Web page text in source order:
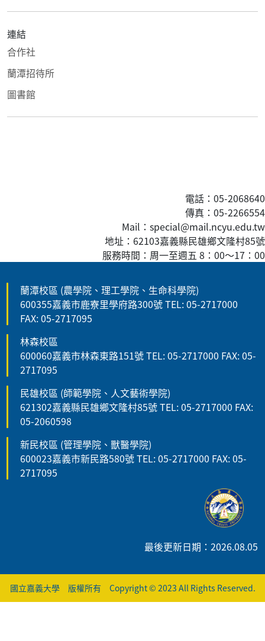
連結
合作社
蘭潭招待所
圖書館
電話：05-2068640
傳真 ：05-2266554
Mail：special@mail.ncyu.edu.tw
地址：62103嘉義縣民雄鄉文隆村85號
服務時間：周一至週五 8：00～17：00
蘭潭校區 (農學院、理工學院、生命科學院)
600355嘉義市鹿寮里學府路300號 TEL: 05-2717000
FAX: 05-2717095
林森校區
600060嘉義市林森東路151號 TEL: 05-2717000 FAX: 05-
2717095
民雄校區 (師範學院、人文藝術學院)
621302嘉義縣民雄鄉文隆村85號 TEL: 05-2717000 FAX:
05-2060598
新民校區 (管理學院、獸醫學院)
600023嘉義市新民路580號 TEL: 05-2717000 FAX: 05-
2717095
最後更新日期：2026.08.05
國立嘉義大學 版權所有 Copyright © 2023 All Rights Reserved.